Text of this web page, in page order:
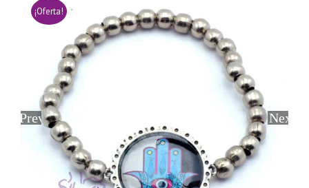
¡Oferta!
Previous Next